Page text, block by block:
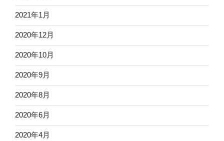
2021年1月
2020年12月
2020年10月
2020年9月
2020年8月
2020年6月
2020年4月